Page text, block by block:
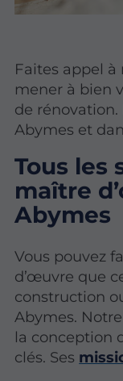
Faites appel
mener à bien
de
Abymes et
Tous les
maître
Abymes
Vous pouvez
d’œuvre que
construction
Abymes.
la conception
clés. Ses